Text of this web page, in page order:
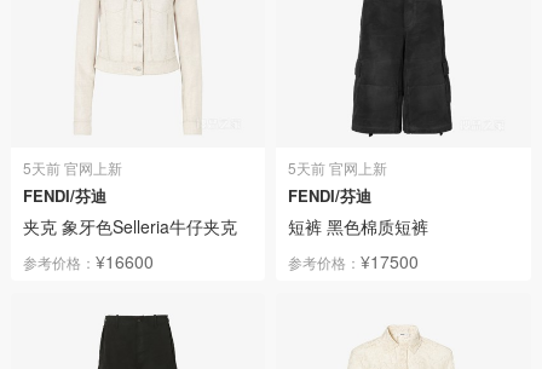
5天前 官网上新
FENDI/芬迪
夹克 象牙色Selleria牛仔夹克
参考价格： ¥16600
5天前 官网上新
FENDI/芬迪
短裤 黑色棉质短裤
参考价格：¥17500